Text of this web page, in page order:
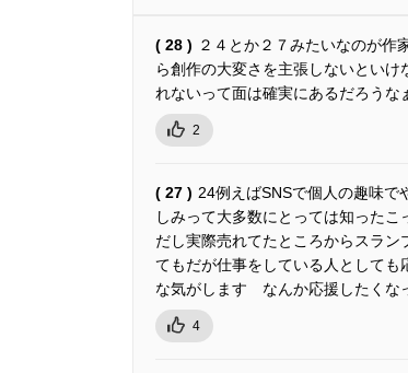
( 28 ) ２４とか２７みたいなのが作
ら創作の大変さを主張しないとい
れないって面は確実にあるだろうな
2
( 27 ) 24例えばSNSで個人の趣味で
しみって大多数にとっては知った
だし実際売れてたところからスラ
てもだが仕事をしている人としても
な気がします なんか応援したくな
4